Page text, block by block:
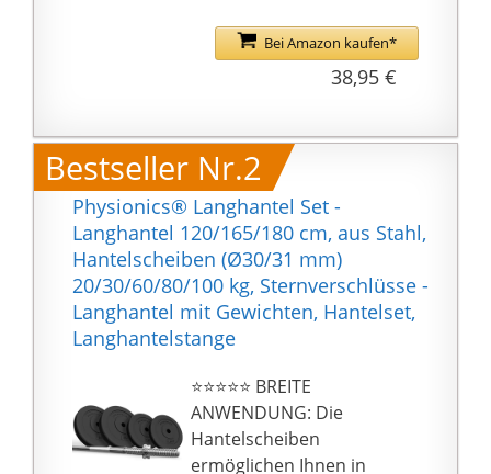
Durchmesser von 30
mm
⭐⭐⭐⭐⭐ KOMPATIBEL:
ist für alle
standardmäßigen 30/31
mm Scheiben geeignet
⭐⭐⭐⭐⭐ PRAKTISCH:
Zwei 20 cm lange Griffe
an der Fitnessstange
haben eine rutschfeste
Oberfläche, die dafür
sorgt, dass Ihre Hände
nicht von der Stange
abrutschen
⭐⭐⭐⭐⭐ SICHER: Die
Stange für das
Bei Amazon kaufen*
38,95 €
Bestseller Nr.2
Physionics® Langhantel Set -
Langhantel 120/165/180 cm, aus Stahl,
Hantelscheiben (Ø30/31 mm)
20/30/60/80/100 kg, Sternverschlüsse -
Langhantel mit Gewichten, Hantelset,
Langhantelstange
⭐⭐⭐⭐⭐ BREITE
ANWENDUNG: Die
Hantelscheiben
ermöglichen Ihnen in